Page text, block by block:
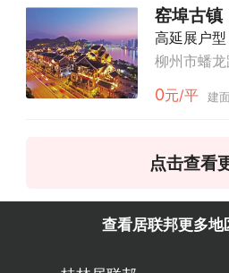
窑埠古镇
高延展户型
柳州市蟠龙
0元/平 建
点击查看
查看居联邦更多地